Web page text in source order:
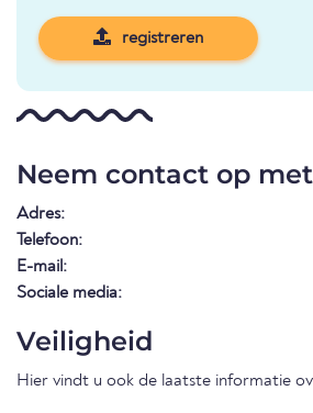
registreren
Neem contact op met
Adres:
Telefoon:
E-mail:
Sociale media:
Veiligheid
Hier vindt u ook de laatste informatie